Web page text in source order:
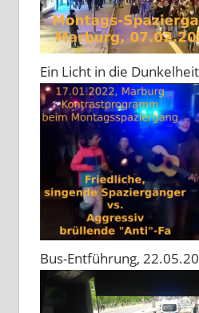
Ein Licht in die Dunkelheit
Bus-Entführung,